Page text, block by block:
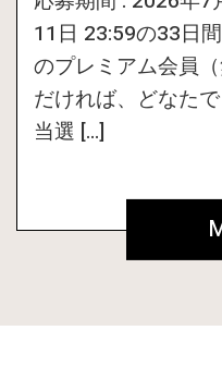
11日 23:59の33日
のプレミアム会員
だければ、どなた
当選 […]